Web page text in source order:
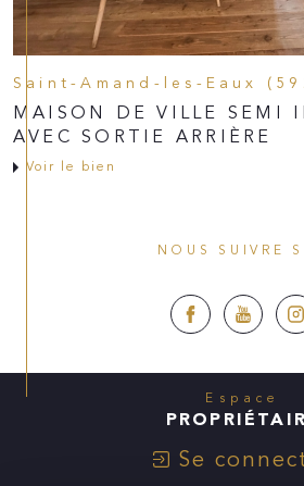
Saint-Amand-les-Eaux
MAISON DE VILLE SEMI
AVEC SORTIE ARRIÈRE
Voir le bien
NOUS SUIVRE
Espace
Se